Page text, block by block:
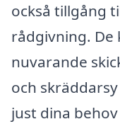
också tillgång
rådgivning. De
nuvarande
och
just dina